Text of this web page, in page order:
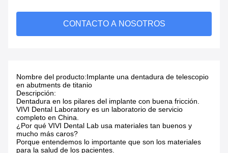
CONTACTO A NOSOTROS
Nombre del producto:Implante una dentadura de telescopio
en abutments de titanio
Descripción:
Dentadura en los pilares del implante con buena fricción.
VIVI Dental Laboratory es un laboratorio de servicio
completo en China.
¿Por qué VIVI Dental Lab usa materiales tan buenos y
mucho más caros?
Porque entendemos lo importante que son los materiales
para la salud de los pacientes.